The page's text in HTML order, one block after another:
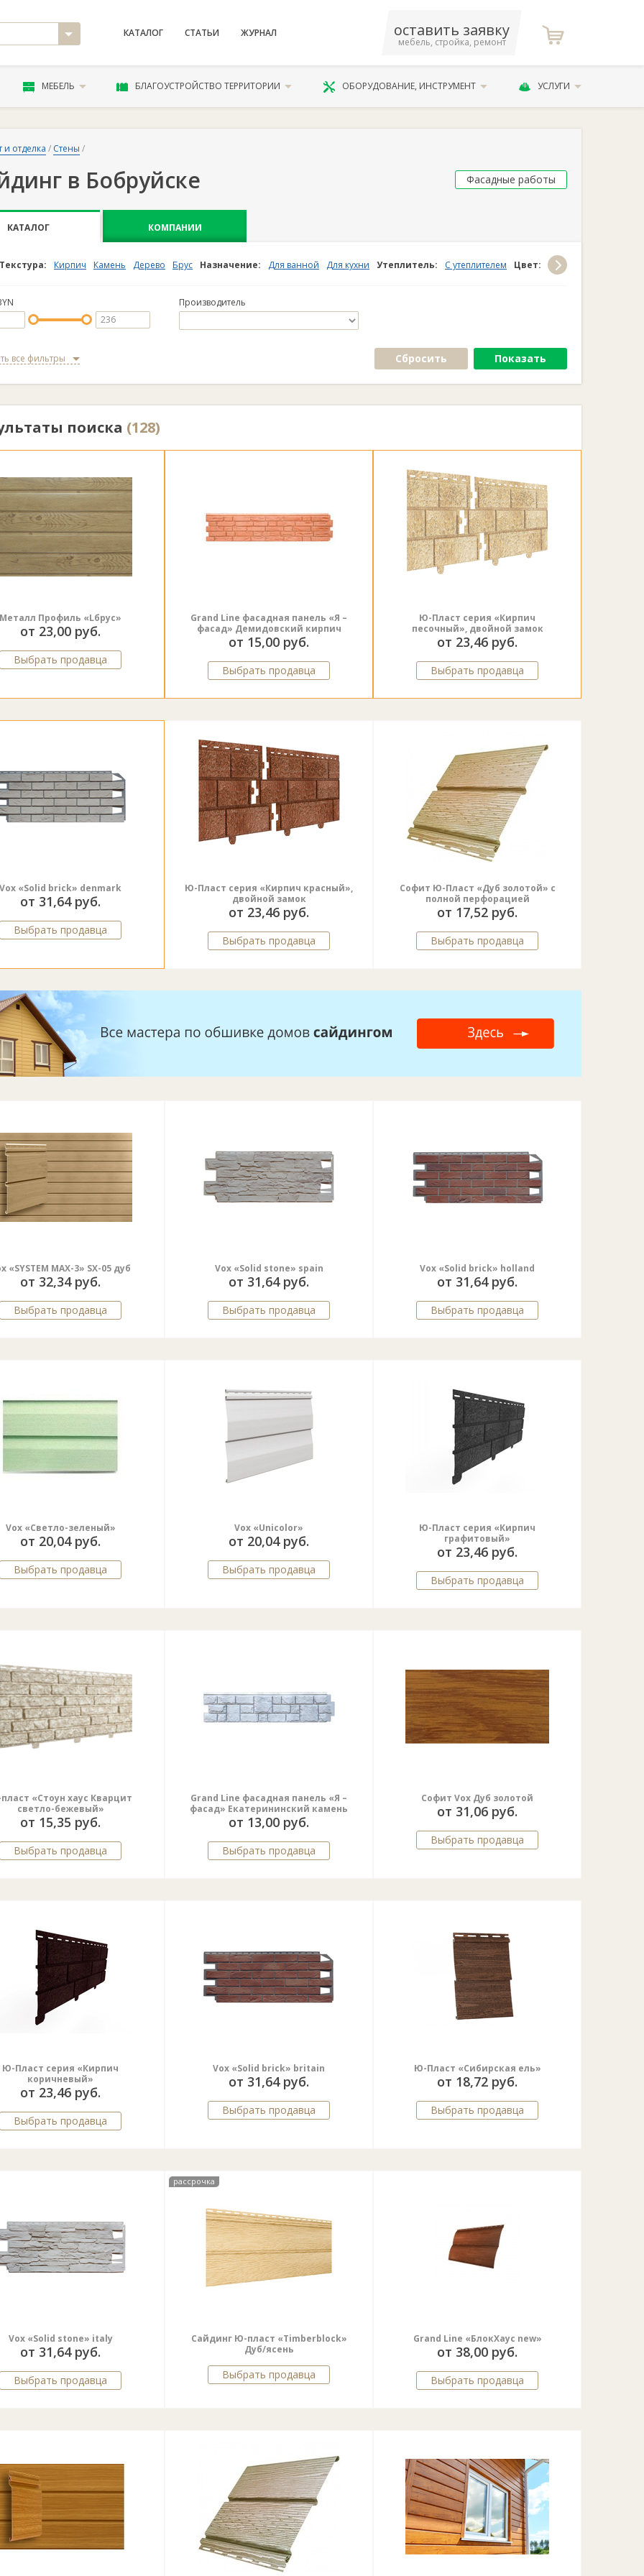
КАТАЛОГ СТАТЬИ ЖУРНАЛ оставить заявку
мебель, стройка, ремонт
МЕБЕЛЬ БЛАГОУСТРОЙСТВО ТЕРРИТОРИИ ОБОРУДОВАНИЕ, ИНСТРУМЕНТ УСЛУГИ
и отделка / Стены /
в Бобруйске Фасадные работы
КАТАЛОГ КОМПАНИИ
Текстура: Кирпич Камень Дерево Брус Назначение: Для ванной Для кухни Утеплитель: С утеплителем Цвет: Белый
Производитель
все фильтры Сбросить Показать
поиска (128)
Металл Профиль «Lбрус»
от 23,00 руб.
Выбрать продавца
Grand Line фасадная панель «Я –
фасад» Демидовский кирпич
от 15,00 руб.
Выбрать продавца
Ю-Пласт серия «Кирпич
песочный», двойной замок
от 23,46 руб.
Выбрать продавца
Vox «Solid brick» denmark
от 31,64 руб.
Выбрать продавца
Ю-Пласт серия «Кирпич красный»,
двойной замок
от 23,46 руб.
Выбрать продавца
Софит Ю-Пласт «Дуб золотой» с
полной перфорацией
от 17,52 руб.
Выбрать продавца
«SYSTEM MAX-3» SX-05 дуб
от 32,34 руб.
Выбрать продавца
Vox «Solid stone» spain
от 31,64 руб.
Выбрать продавца
Vox «Solid brick» holland
от 31,64 руб.
Выбрать продавца
Vox «Светло-зеленый»
от 20,04 руб.
Выбрать продавца
Vox «Unicolor»
от 20,04 руб.
Выбрать продавца
Ю-Пласт серия «Кирпич
графитовый»
от 23,46 руб.
Выбрать продавца
«Стоун хаус Кварцит
светло-бежевый»
от 15,35 руб.
Выбрать продавца
Grand Line фасадная панель «Я –
фасад» Екатерининский камень
от 13,00 руб.
Выбрать продавца
Софит Vox Дуб золотой
от 31,06 руб.
Выбрать продавца
Ю-Пласт серия «Кирпич
коричневый»
от 23,46 руб.
Выбрать продавца
Vox «Solid brick» britain
от 31,64 руб.
Выбрать продавца
Ю-Пласт «Сибирская ель»
от 18,72 руб.
Выбрать продавца
Vox «Solid stone» italy
от 31,64 руб.
Выбрать продавца
рассрочка
Сайдинг Ю-пласт «Timberblock»
Дуб/ясень
Выбрать продавца
Grand Line «БлокХаус new»
от 38,00 руб.
Выбрать продавца